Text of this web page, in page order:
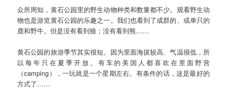
众所周知，黄石公园里的野生动物种类和数量都不少。观看野生动
物也是游览黄石公园的乐趣之一。我们也看到了成群的、或单只的
鹿和野牛。但是没有看到狼；没有看到熊……
黄石公园的旅游季节其实很短。因为里面海拔较高、气温很低，所
以每年只在夏季开放。有车的美国人都喜欢在里面野营
（camping），一玩就是一个星期左右。有条件的话，这是最好的
方式了……